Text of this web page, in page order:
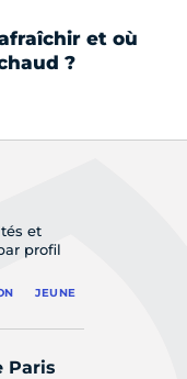
et où
?
et
profil
JEUNE
Paris